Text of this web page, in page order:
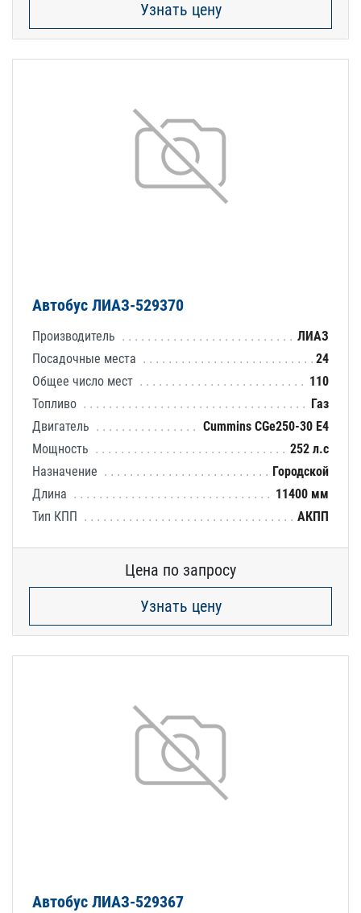
Узнать цену
Автобус ЛИАЗ-529370
Производитель
ЛИАЗ
Посадочные места
24
Общее число мест
110
Топливо
Газ
Двигатель
Cummins CGe250-30 E4
Мощность
252 л.с
Назначение
Городской
Длина
11400 мм
Тип КПП
АКПП
Цена по запросу
Узнать цену
Автобус ЛИАЗ-529367